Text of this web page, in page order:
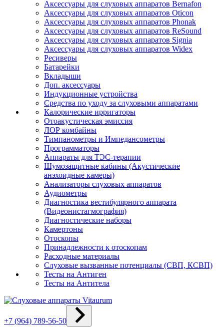
Аксессуары для слуховых аппаратов Bernafon
Аксессуары для слуховых аппаратов Oticon
Аксессуары для слуховых аппаратов Phonak
Аксессуары для слуховых аппаратов ReSound
Аксессуары для слуховых аппаратов Signia
Аксессуары для слуховых аппаратов Widex
Ресиверы
Батарейки
Вкладыши
Доп. аксессуары
Индукционные устройства
Средства по уходу за слуховыми аппаратами
Калорические ирригаторы
Отоакустическая эмиссия
ЛОР комбайны
Тимпанометры и Импедансометры
Программаторы
Аппараты для ТЭС-терапии
Шумозащитные кабины (Акустические
анэхоидные камеры)
Анализаторы слуховых аппаратов
Аудиометры
Диагностика вестибулярного аппарата
(Видеонистагмография)
Диагностические наборы
Камертоны
Отоскопы
Принадлежности к отоскопам
Расходные материалы
Слуховые вызванные потенциалы (СВП, КСВП)
Тесты на Антиген
Тесты на Антитела
+7 (964) 789-56-50